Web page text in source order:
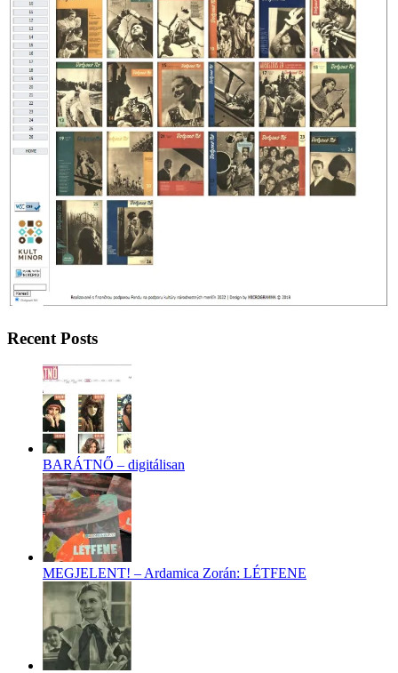
Recent Posts
BARÁTNŐ – digitálisan
MEGJELENT! – Ardamica Zorán: LÉTFENE